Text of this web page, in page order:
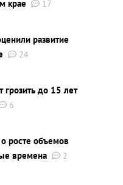
крае
17
развитие
24
грозить до 15 лет
6
росте объемов
времена
2